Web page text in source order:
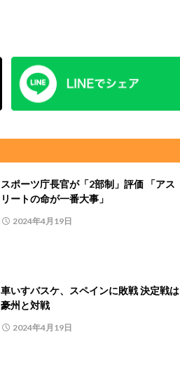
スポーツ庁長官が「2部制」評価 「アス
リートの命が一番大事」
2024年4月19日
車いすバスケ、スペインに敗戦 決定戦は
豪州と対戦
2024年4月19日